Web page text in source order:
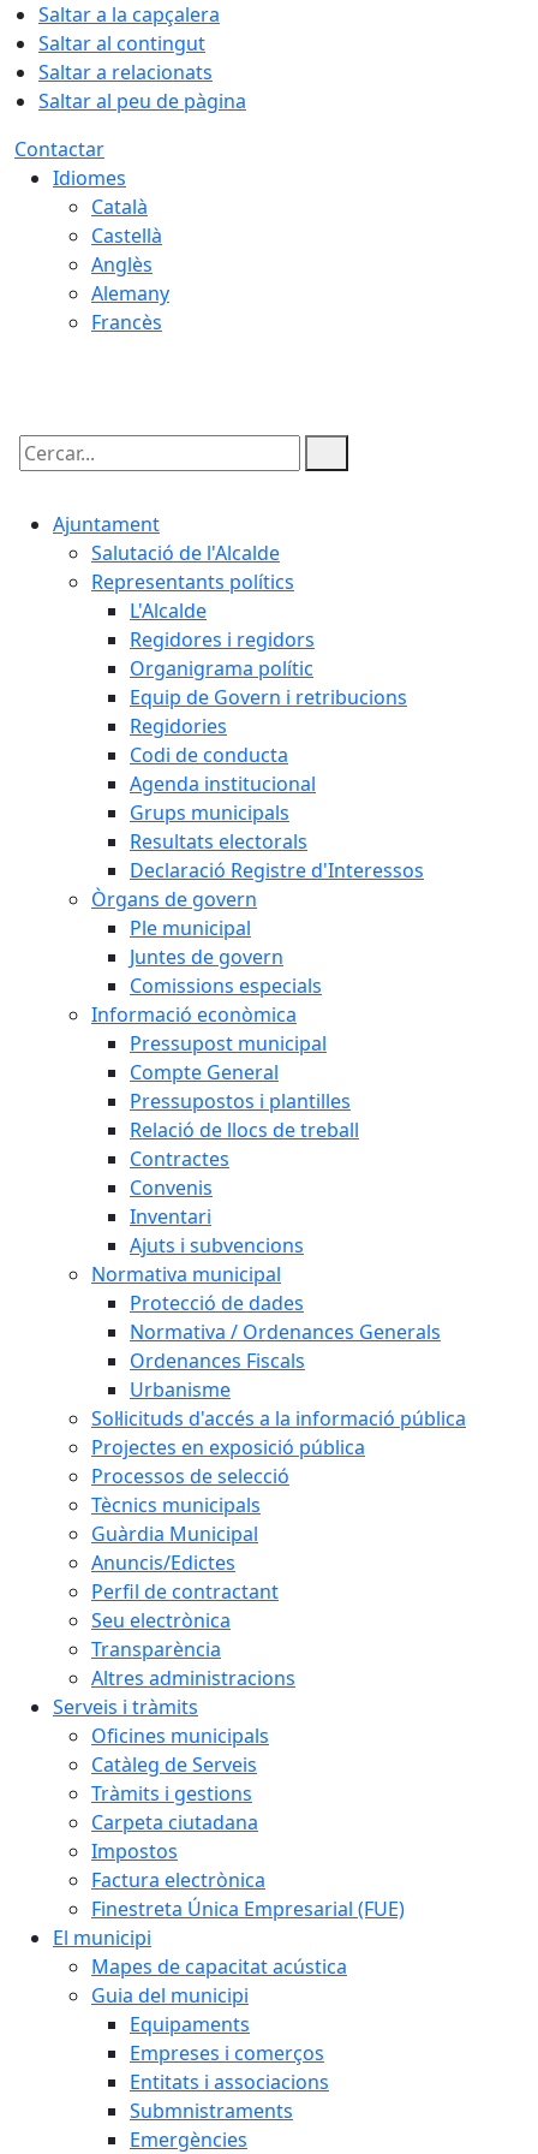
Saltar a la capçalera
Saltar al contingut
Saltar a relacionats
Saltar al peu de pàgina
Contactar
Idiomes
Català
Castellà
Anglès
Alemany
Francès
Cercar:
Ajuntament
Salutació de l'Alcalde
Representants polítics
L'Alcalde
Regidores i regidors
Organigrama polític
Equip de Govern i retribucions
Regidories
Codi de conducta
Agenda institucional
Grups municipals
Resultats electorals
Declaració Registre d'Interessos
Òrgans de govern
Ple municipal
Juntes de govern
Comissions especials
Informació econòmica
Pressupost municipal
Compte General
Pressupostos i plantilles
Relació de llocs de treball
Contractes
Convenis
Inventari
Ajuts i subvencions
Normativa municipal
Protecció de dades
Normativa / Ordenances Generals
Ordenances Fiscals
Urbanisme
Sol·licituds d'accés a la informació pública
Projectes en exposició pública
Processos de selecció
Tècnics municipals
Guàrdia Municipal
Anuncis/Edictes
Perfil de contractant
Seu electrònica
Transparència
Altres administracions
Serveis i tràmits
Oficines municipals
Catàleg de Serveis
Tràmits i gestions
Carpeta ciutadana
Impostos
Factura electrònica
Finestreta Única Empresarial (FUE)
El municipi
Mapes de capacitat acústica
Guia del municipi
Equipaments
Empreses i comerços
Entitats i associacions
Submnistraments
Emergències